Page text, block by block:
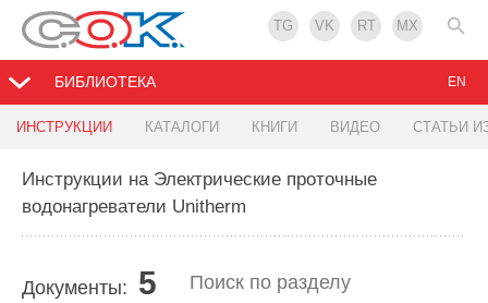
TG VK RT MX
БИБЛИОТЕКА
ИНСТРУКЦИИ КАТАЛОГИ КНИГИ ВИДЕО СТАТЬИ
EN
Инструкции на Электрические проточные
водонагреватели Unitherm
Документы: 5